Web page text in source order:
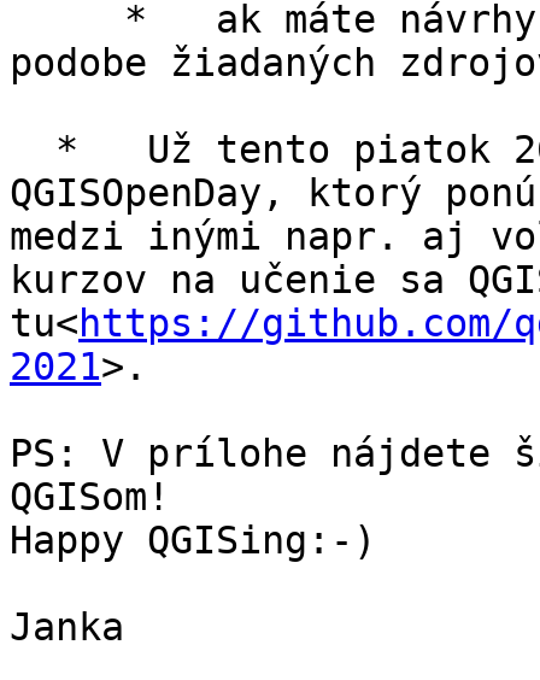
podobe žiadaných
QGISOpenDay, ktorý
medzi inými napr. aj
kurzov na učenie sa
tu<https://github.com/
2021>.
PS: V prílohe nájdete
QGISom!
Happy QGISing:-)
Janka